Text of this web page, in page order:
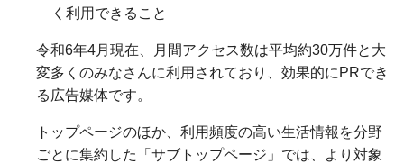
く利用できること
令和6年4月現在、月間アクセス数は平均約30万件と大
変多くのみなさんに利用されており、効果的にPRでき
る広告媒体です。
トップページのほか、利用頻度の高い生活情報を分野
ごとに集約した「サブトップページ」では、より対象